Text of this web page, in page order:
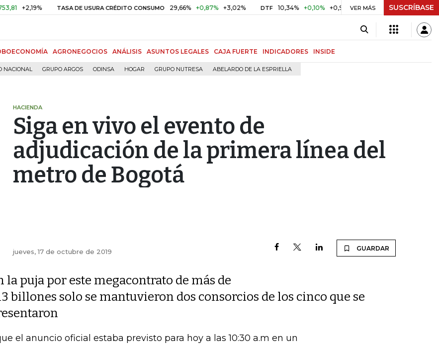
TASA DE USURA CRÉDITO CONSUMO 29,66% +0,87% +3,02% DTF 10,34% +0,10% +0,98% UVR $ 417,01 +$ 0,05 +0,01%
VER MÁS SUSCRÍBASE
AGRONEGOCIOS ANÁLISIS ASUNTOS LEGALES CAJA FUERTE INDICADORES INSIDE
NACIONAL GRUPO ARGOS ODINSA HOGAR GRUPO NUTRESA ABELARDO DE LA ESPRIELLA
HACIENDA
Siga en vivo el evento de
adjudicación de la primera línea del
metro de Bogotá
jueves, 17 de octubre de 2019 GUARDAR
la puja por este megacontrato de más de
billones solo se mantuvieron dos consorcios de los cinco que se
el anuncio oficial estaba previsto para hoy a las 10:30 a.m en un